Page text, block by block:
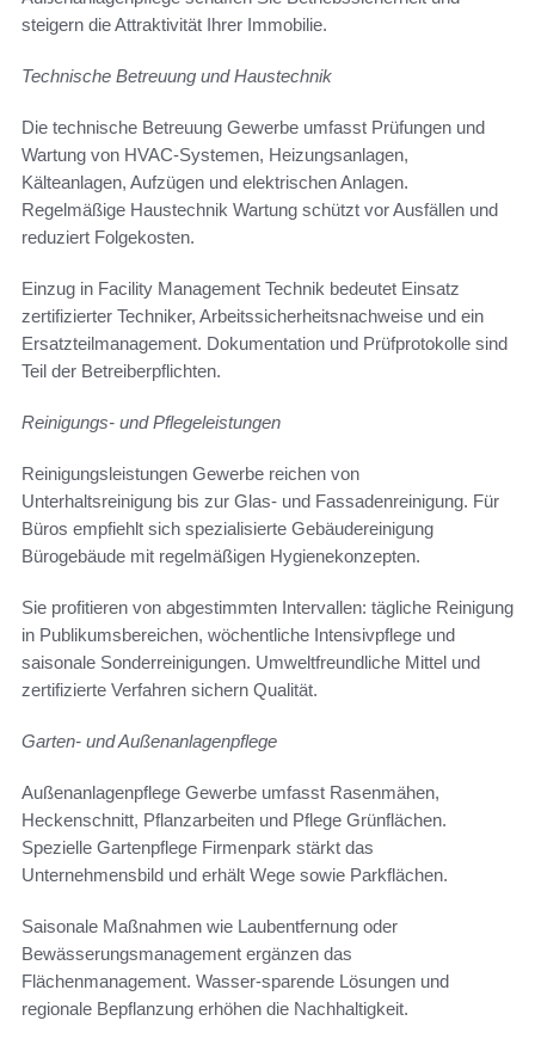
steigern die Attraktivität Ihrer Immobilie.
Technische Betreuung und Haustechnik
Die technische Betreuung Gewerbe umfasst Prüfungen und
Wartung von HVAC-Systemen, Heizungsanlagen,
Kälteanlagen, Aufzügen und elektrischen Anlagen.
Regelmäßige Haustechnik Wartung schützt vor Ausfällen und
reduziert Folgekosten.
Einzug in Facility Management Technik bedeutet Einsatz
zertifizierter Techniker, Arbeitssicherheitsnachweise und ein
Ersatzteilmanagement. Dokumentation und Prüfprotokolle sind
Teil der Betreiberpflichten.
Reinigungs- und Pflegeleistungen
Reinigungsleistungen Gewerbe reichen von
Unterhaltsreinigung bis zur Glas- und Fassadenreinigung. Für
Büros empfiehlt sich spezialisierte Gebäudereinigung
Bürogebäude mit regelmäßigen Hygienekonzepten.
Sie profitieren von abgestimmten Intervallen: tägliche Reinigung
in Publikumsbereichen, wöchentliche Intensivpflege und
saisonale Sonderreinigungen. Umweltfreundliche Mittel und
zertifizierte Verfahren sichern Qualität.
Garten- und Außenanlagenpflege
Außenanlagenpflege Gewerbe umfasst Rasenmähen,
Heckenschnitt, Pflanzarbeiten und Pflege Grünflächen.
Spezielle Gartenpflege Firmenpark stärkt das
Unternehmensbild und erhält Wege sowie Parkflächen.
Saisonale Maßnahmen wie Laubentfernung oder
Bewässerungsmanagement ergänzen das
Flächenmanagement. Wasser-sparende Lösungen und
regionale Bepflanzung erhöhen die Nachhaltigkeit.